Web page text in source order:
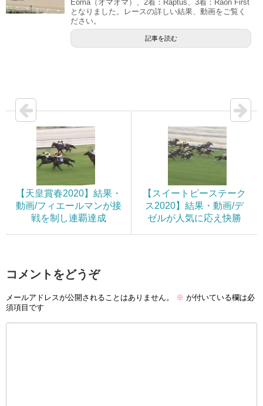
Eoma（オマオマ）、2着：Raptus、3着：Raon First
となりました。レースの詳しい結果、動画をご覧く
ださい。
記事を読む
【天皇賞春2020】結果・
動画/フィエールマンが接
戦を制し連覇達成
【スイートピーステーク
ス2020】結果・動画/デ
ゼルが人気に応え快勝
コメントをどうぞ
メールアドレスが公開されることはありません。 ※ が付いている欄は必
須項目です